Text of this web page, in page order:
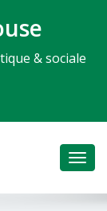
& sociale